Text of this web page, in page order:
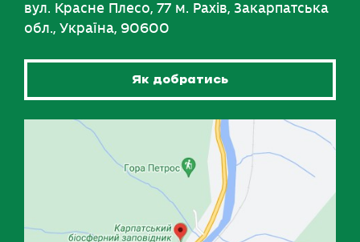
вул. Красне Плесо, 77 м. Рахів, Закарпатська
обл., Україна, 90600
Як добратись